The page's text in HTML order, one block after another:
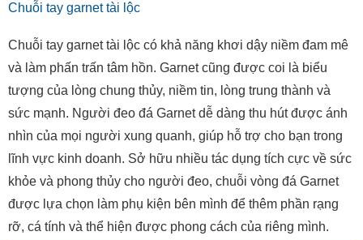
Chuỗi tay garnet tài lộc
Chuỗi tay garnet tài lộc có khả năng khơi dậy niềm đam mê
và làm phấn trấn tâm hồn. Garnet cũng được coi là biểu
tượng của lòng chung thủy, niềm tin, lòng trung thành và
sức mạnh. Người đeo đá Garnet dễ dàng thu hút được ánh
nhìn của mọi người xung quanh, giúp hỗ trợ cho bạn trong
lĩnh vực kinh doanh. Sở hữu nhiều tác dụng tích cực về sức
khỏe và phong thủy cho người đeo, chuỗi vòng đá Garnet
được lựa chọn làm phụ kiện bên mình để thêm phần rạng
rỡ, cá tính và thể hiện được phong cách của riêng mình.